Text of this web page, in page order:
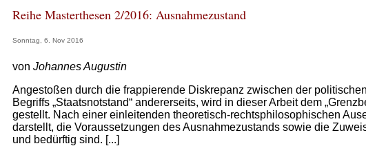
Reihe Masterthesen 2/2016: Ausnahmezustand
Sonntag, 6. Nov 2016
von Johannes Augustin
Angestoßen durch die frappierende Diskrepanz zwischen der
Begriffs „Staatsnotstand“ andererseits, wird in dieser Arbeit dem
gestellt. Nach einer einleitenden theoretisch-rechtsphilosophischen
darstellt, die Voraussetzungen des Ausnahmezustands sowie die
und bedürftig sind. [...]